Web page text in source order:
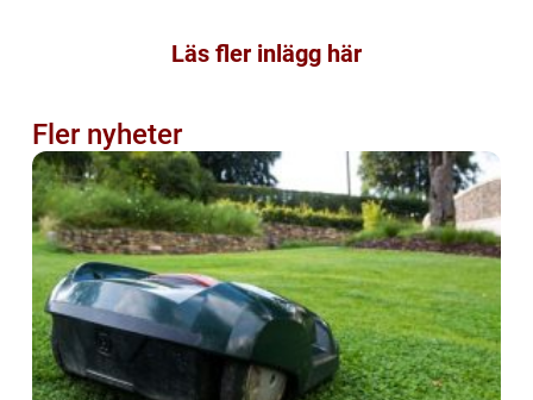
Läs fler inlägg här
Fler nyheter